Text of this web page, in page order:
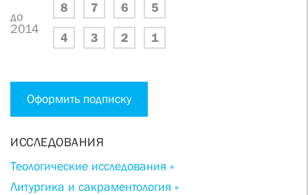
до
2014
8 7 6 5
4 3 2 1
Оформить подписку
ИССЛЕДОВАНИЯ
Теологические исследования »
Литургика и сакраментология »